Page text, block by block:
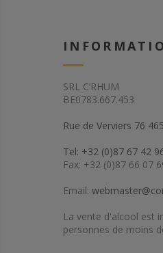
SRL C’RHUM
BE0783.667.453
Rue de Verviers 76
Tel: +32 (0)87 67 42
Fax: +32 (0)87 66 07
Email:
La vente d'alcool est
personnes de moins